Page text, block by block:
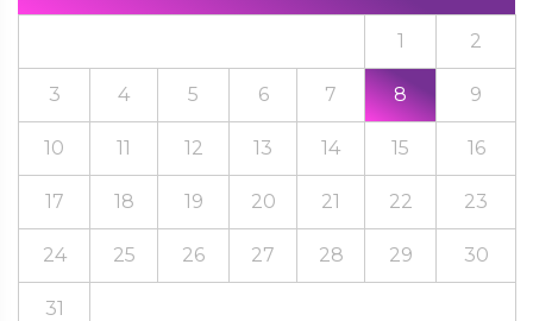
1 2
3 4 5 6 7 8 9
10 11 12 13 14 15 16
17 18 19 20 21 22 23
24 25 26 27 28 29 30
31